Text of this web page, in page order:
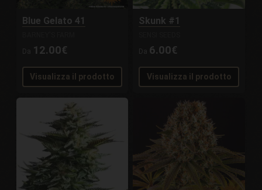
Blue Gelato 41
12.00€
Visualizza il prodotto
Skunk #1
6.00€
Visualizza il prodotto